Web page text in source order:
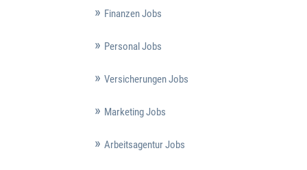
Finanzen Jobs
Personal Jobs
Versicherungen Jobs
Marketing Jobs
Arbeitsagentur Jobs